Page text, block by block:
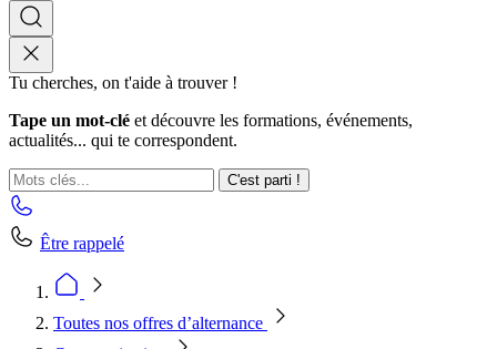
Tu cherches, on t'aide à trouver !
Tape un mot-clé et découvre les formations, événements,
actualités... qui te correspondent.
C'est parti !
Être rappelé
Toutes nos offres d’alternance